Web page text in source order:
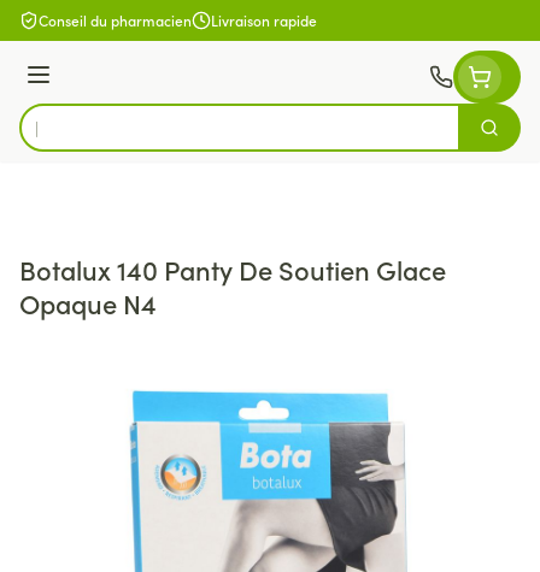
Aller au contenu
Conseil du pharmacien Livraison rapide
Menu
Rechercher
Botalux 140 Panty De Soutien Glace
Opaque N4